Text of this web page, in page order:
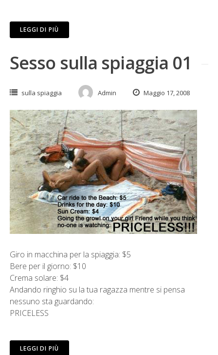
LEGGI DI PIÙ
Sesso sulla spiaggia 01
sulla spiaggia Admin Maggio 17, 2008
Giro in macchina per la spiaggia: $5
Bere per il giorno: $10
Crema solare: $4
Andando ringhio su la tua ragazza mentre si pensa
nessuno sta guardando:
PRICELESS
LEGGI DI PIÙ